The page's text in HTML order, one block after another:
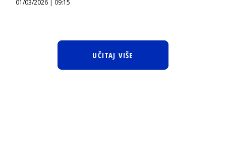
01/03/2026 | 09:15
UČITAJ VIŠE